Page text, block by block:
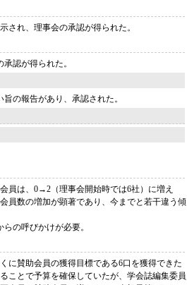
され、理事会の承認が得られた。
認が得られた。
の報告があり、承認された。
員は、0→2（理事会開始時では6社）に増え
員数の増加が顕著であり、今までと若干違う傾
の呼びかけが必要。
に賛助会員の獲得目標である6口を獲得できた
ことで予算を確保していたが、学会誌編集委員